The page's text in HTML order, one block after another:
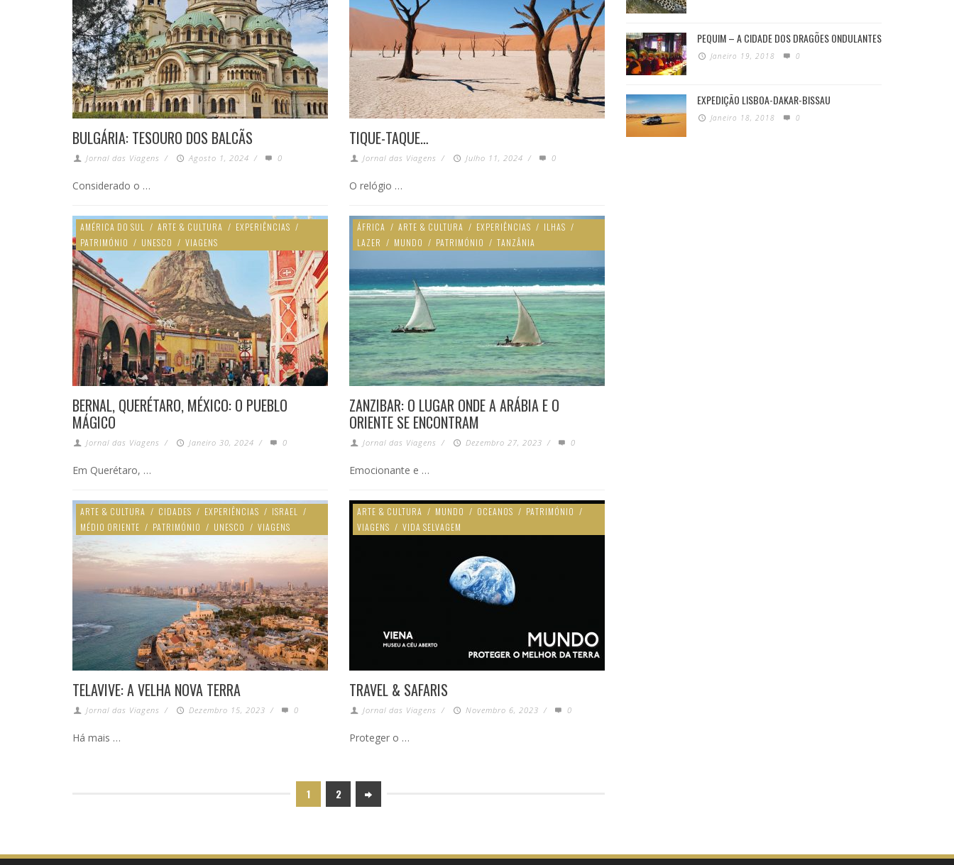
BULGÁRIA: TESOURO DOS BALCÃS
Jornal das Viagens / Agosto 1, 2024 / 0
Considerado o …
TIQUE-TAQUE…
Jornal das Viagens / Julho 11, 2024 / 0
O relógio …
AMÉRICA DO SUL / ARTE & CULTURA / EXPERIÊNCIAS /
PATRIMÓNIO / UNESCO / VIAGENS
BERNAL, QUERÉTARO, MÉXICO: O PUEBLO
MÁGICO
Jornal das Viagens / Janeiro 30, 2024 / 0
Em Querétaro, …
ÁFRICA / ARTE & CULTURA / EXPERIÊNCIAS / ILHAS /
LAZER / MUNDO / PATRIMÓNIO / TANZÂNIA
ZANZIBAR: O LUGAR ONDE A ARÁBIA E O
ORIENTE SE ENCONTRAM
Jornal das Viagens / Dezembro 27, 2023 / 0
Emocionante e …
ARTE & CULTURA / CIDADES / EXPERIÊNCIAS / ISRAEL
/
MÉDIO ORIENTE / PATRIMÓNIO / UNESCO / VIAGENS
TELAVIVE: A VELHA NOVA TERRA
Jornal das Viagens / Dezembro 15, 2023 / 0
Há mais …
ARTE & CULTURA / MUNDO / OCEANOS / PATRIMÓNIO /
VIAGENS / VIDA SELVAGEM
TRAVEL & SAFARIS
Jornal das Viagens / Novembro 6, 2023 / 0
Proteger o …
1 2
PEQUIM – A CIDADE DOS DRAGÕES ONDULANTES
Janeiro 19, 2018 0
EXPEDIÇÃO LISBOA-DAKAR-BISSAU
Janeiro 18, 2018 0